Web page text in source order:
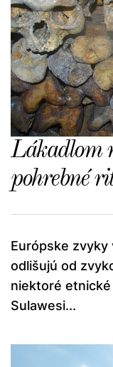
Lákadlom
pohrebné
Európske
odlišujú od
niektoré
Sulawesi...